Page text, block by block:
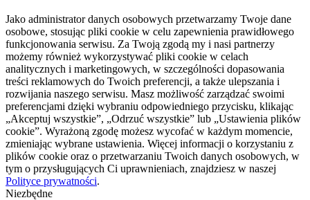
Jako administrator danych osobowych przetwarzamy Twoje dane
osobowe, stosując pliki cookie w celu zapewnienia prawidłowego
funkcjonowania serwisu. Za Twoją zgodą my i nasi partnerzy
możemy również wykorzystywać pliki cookie w celach
analitycznych i marketingowych, w szczególności dopasowania
treści reklamowych do Twoich preferencji, a także ulepszania i
rozwijania naszego serwisu. Masz możliwość zarządzać swoimi
preferencjami dzięki wybraniu odpowiedniego przycisku, klikając
„Akceptuj wszystkie”, „Odrzuć wszystkie” lub „Ustawienia plików
cookie”. Wyrażoną zgodę możesz wycofać w każdym momencie,
zmieniając wybrane ustawienia. Więcej informacji o korzystaniu z
plików cookie oraz o przetwarzaniu Twoich danych osobowych, w
tym o przysługujących Ci uprawnieniach, znajdziesz w naszej
Polityce prywatności.
Niezbędne